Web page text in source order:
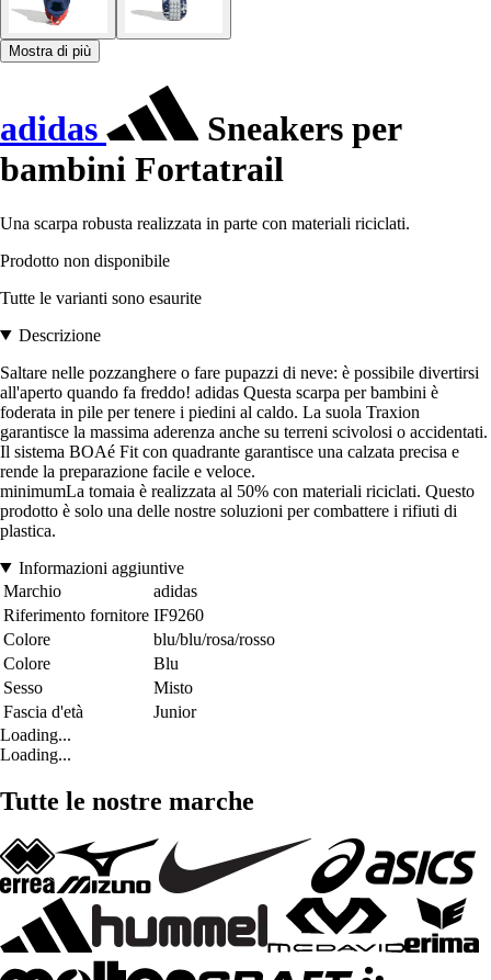
Mostra di più
adidas
Sneakers per
bambini Fortatrail
Una scarpa robusta realizzata in parte con materiali riciclati.
Prodotto non disponibile
Tutte le varianti sono esaurite
Descrizione
Saltare nelle pozzanghere o fare pupazzi di neve: è possibile divertirsi
all'aperto quando fa freddo! adidas Questa scarpa per bambini è
foderata in pile per tenere i piedini al caldo. La suola Traxion
garantisce la massima aderenza anche su terreni scivolosi o accidentati.
Il sistema BOAé Fit con quadrante garantisce una calzata precisa e
rende la preparazione facile e veloce.
minimumLa tomaia è realizzata al 50% con materiali riciclati. Questo
prodotto è solo una delle nostre soluzioni per combattere i rifiuti di
plastica.
Informazioni aggiuntive
Marchio
adidas
Riferimento fornitore IF9260
Colore
blu/blu/rosa/rosso
Colore
Blu
Sesso
Misto
Fascia d'età
Junior
Loading...
Loading...
Tutte le nostre marche